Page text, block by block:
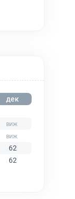
дек
62
62